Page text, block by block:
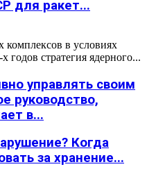
для ракет...
в условиях
годов стратегия ядерного...
управлять своим
руководство,
в...
Когда
за хранение...